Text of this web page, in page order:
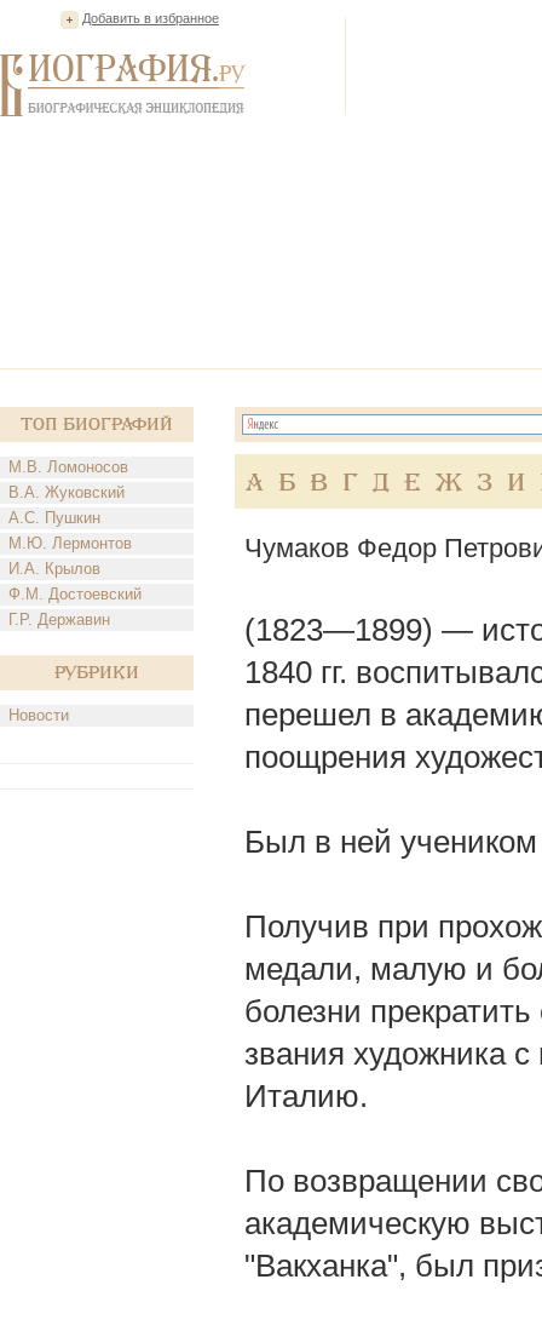
Добавить в избранное
Топ Биографий
М.В. Ломоносов
В.А. Жуковский
А.С. Пушкин
М.Ю. Лермонтов
И.А. Крылов
Ф.М. Достоевский
Г.Р. Державин
Рубрики
Новости
А Б В Г Д Е Ж З И
Чумаков Федор
(1823—1899) —
1840 гг.
перешел в
поощрения
Был в ней
Получив при
медали, малую и
болезни
звания художника с
Италию.
По возвращении
академическую
"Вакханка", был